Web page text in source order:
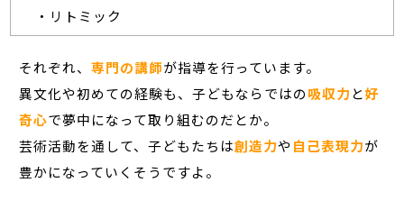
・リトミック
それぞれ、専門の講師が指導を行っています。
異文化や初めての経験も、子どもならではの吸収力 と好
奇心で夢中になって取り組むのだとか。
芸術活動を通して、子どもたちは創造力や自己表現力が
豊かになっていくそうですよ。